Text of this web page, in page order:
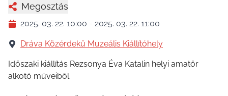
Megosztás
2025. 03. 22. 10:00 - 2025. 03. 22. 11:00
Dráva Közérdekű Muzeális Kiállítóhely
Időszaki kiállítás Rezsonya Éva Katalin helyi amatőr
alkotó műveiből.